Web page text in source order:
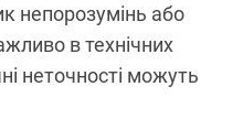
непорозумінь або
в технічних
неточності можуть